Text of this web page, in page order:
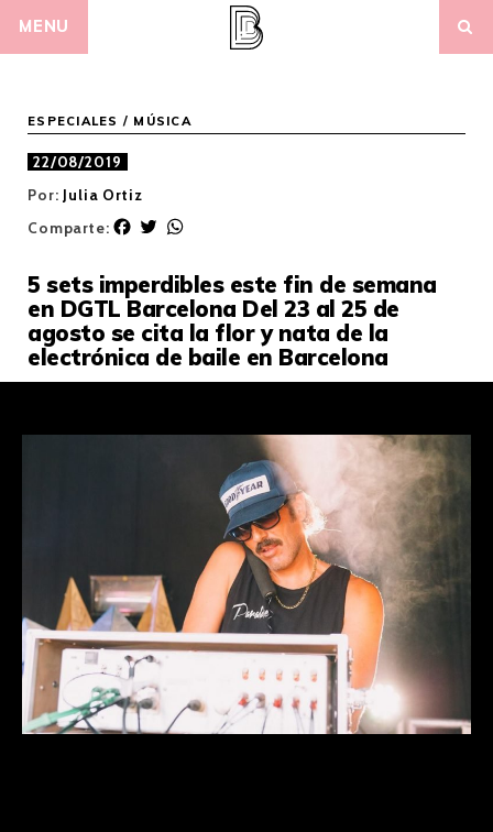
MENU
ESPECIALES / MÚSICA
22/08/2019
Por: Julia Ortiz
Comparte:
F
e
b
o
o
k
T
t
t
e
r
t
s
A
p
p
5 sets imperdibles este fin de semana
en DGTL Barcelona Del 23 al 25 de
agosto se cita la flor y nata de la
electrónica de baile en Barcelona